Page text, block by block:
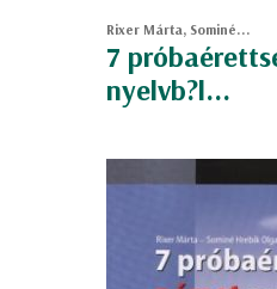
Rixer Márta, Sominé...
7
nyelvb?l...